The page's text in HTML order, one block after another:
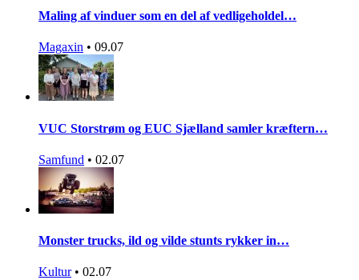
Maling af vinduer som en del af vedligeholdel…
Magaxin • 09.07
VUC Storstrøm og EUC Sjælland samler kræftern…
Samfund • 02.07
Monster trucks, ild og vilde stunts rykker in…
Kultur • 02.07